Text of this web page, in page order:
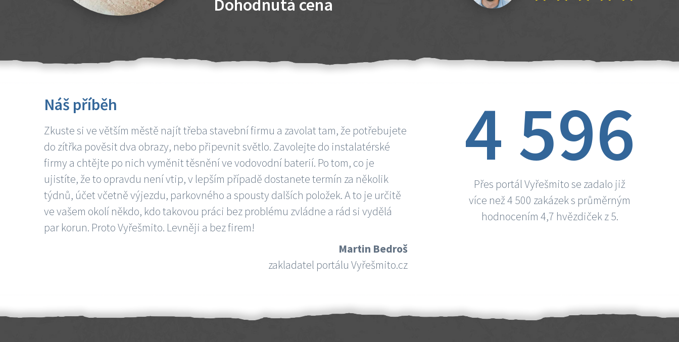
Dohodnutá cena
Náš příběh
Zkuste si ve větším městě najít třeba stavební firmu a zavolat tam, že potřebujete
do zítřka pověsit dva obrazy, nebo připevnit světlo. Zavolejte do instalatérské
firmy a chtějte po nich vyměnit těsnění ve vodovodní baterií. Po tom, co je
ujistíte, že to opravdu není vtip, v lepším případě dostanete termín za několik
týdnů, účet včetně výjezdu, parkovného a spousty dalších položek. A to je určitě
ve vašem okolí někdo, kdo takovou práci bez problému zvládne a rád si vydělá
par korun. Proto Vyřešmito. Levněji a bez firem!
Martin Bedroš
zakladatel portálu Vyřešmito.cz
4 596
Přes portál Vyřešmito se zadalo již
více než 4 500 zakázek s průměrným
hodnocením 4,7 hvězdiček z 5.